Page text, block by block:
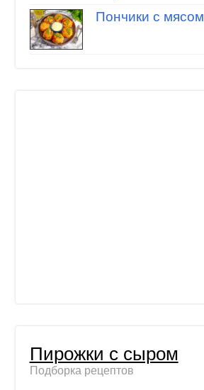
Пончики с мясом
Пирожки с сыром
Подборка рецептов